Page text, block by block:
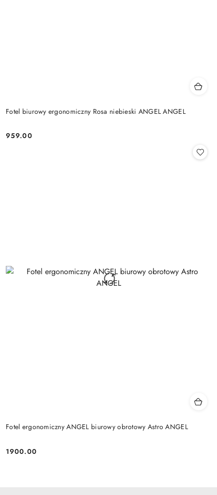
Fotel biurowy ergonomiczny Rosa niebieski ANGEL ANGEL
Cena:
959.00
Fotel ergonomiczny ANGEL biurowy obrotowy Astro ANGEL
Cena:
1900.00